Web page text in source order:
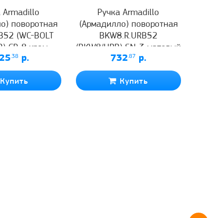
Armadillo
поворотная
(WC-BOLT
СР-8 хром
.38 р.
Купить
Ручка Armadillo
(Армадилло) поворотная
BKW8.R.URB52
(BKW8/URB) SN-3 матовый
никель
732.87 р.
Купить